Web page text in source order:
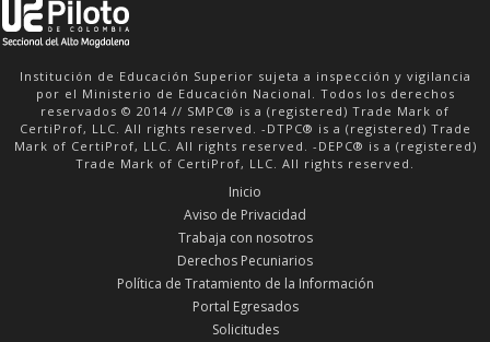
Trabaja con nosotros
Derechos Pecuniarios
Política de Tratamiento de la Información
Portal Egresados
Solicitudes